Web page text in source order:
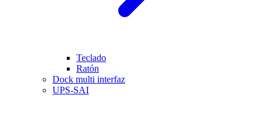
Teclado
Ratón
Dock multi interfaz
UPS-SAI